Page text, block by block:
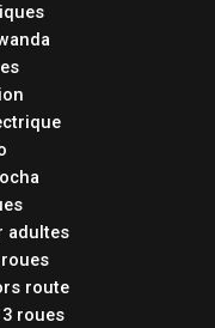
adultes
route
roues